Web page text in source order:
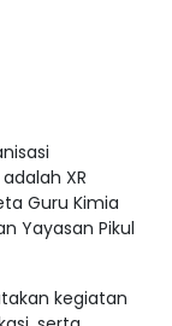
XR
Guru Kimia
Yayasan Pikul
kegiatan